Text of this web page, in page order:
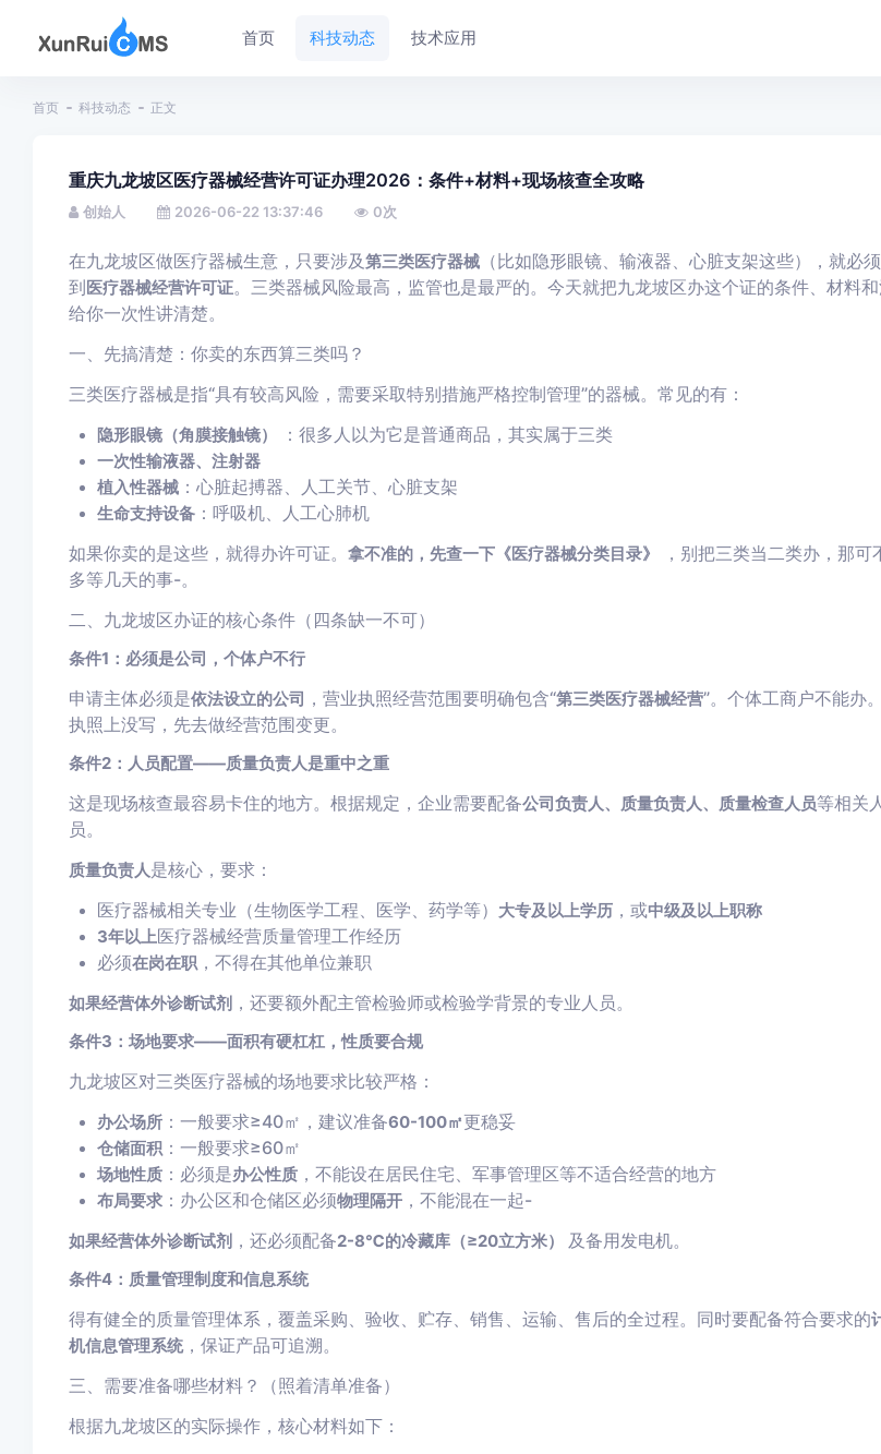
首页 科技动态 技术应用
首页 科技动态 正文
重庆九龙坡区医疗器械经营许可证办理2026：条件+材料+现场核查全攻略
创始人 2026-06-22 13:37:46 0次
在九龙坡区做医疗器械生意，只要涉及第三类医疗器械（比如隐形眼镜、输液器、心脏支架这些），就必
到医疗器械经营许可证。三类器械风险最高，监管也是最严的。今天就把九龙坡区办这个证的条件、材料
给你一次性讲清楚。
一、先搞清楚：你卖的东西算三类吗？
三类医疗器械是指“具有较高风险，需要采取特别措施严格控制管理”的器械。常见的有：
隐形眼镜（角膜接触镜） ：很多人以为它是普通商品，其实属于三类
一次性输液器、注射器
植入性器械：心脏起搏器、人工关节、心脏支架
生命支持设备：呼吸机、人工心肺机
如果你卖的是这些，就得办许可证。 拿不准的，先查一下《医疗器械分类目录》
，别把三类当二类办，那可
多等几天的事-。
二、九龙坡区办证的核心条件（四条缺一不可）
条件1：必须是公司，个体户不行
申请主体必须是依法设立的公司 ，营业执照经营范围要明确包含“第三类医疗器械经营”。个体工商户不能办
执照上没写，先去做经营范围变更。
条件2：人员配置——质量负责人是重中之重
这是现场核查最容易卡住的地方。根据规定，企业需要配备公司负责人、质量负责人、质量检查人员等相关人
员。
质量负责人是核心，要求：
医疗器械相关专业（生物医学工程、医学、药学等）
大专及以上学历，或中级及以上职称
3年以上医疗器械经营质量管理工作经历
必须在岗在职，不得在其他单位兼职
如果经营体外诊断试剂，还要额外配主管检验师或检验学背景的专业人员。
条件3：场地要求——面积有硬杠杠，性质要合规
九龙坡区对三类医疗器械的场地要求比较严格：
办公场所：一般要求≥40㎡，建议准备60-100㎡更稳妥
仓储面积：一般要求≥60㎡
场地性质：必须是办公性质，不能设在居民住宅、军事管理区等不适合经营的地方
布局要求：办公区和仓储区必须物理隔开，不能混在一起-
如果经营体外诊断试剂，还必须配备2-8℃的冷藏库（≥20立方米） 及备用发电机。
条件4：质量管理制度和信息系统
得有健全的质量管理体系，覆盖采购、验收、贮存、销售、运输、售后的全过程。同时要配备符合要求的
机信息管理系统，保证产品可追溯。
三、需要准备哪些材料？（照着清单准备）
根据九龙坡区的实际操作，核心材料如下：